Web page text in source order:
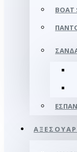
BOAT
ΑΞΕΣΟΥΑΡ